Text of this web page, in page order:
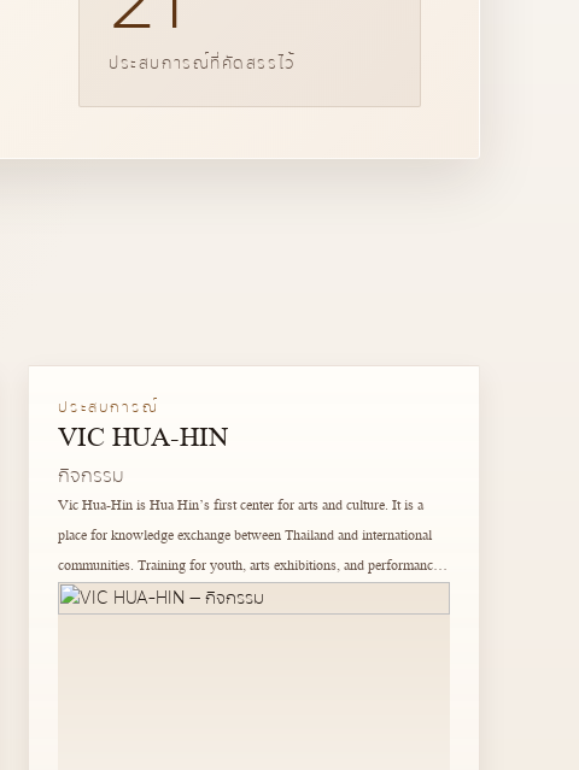
ประสบการณ์ที่คัดสรรไว้
ประสบการณ์
VIC HUA-HIN
กิจกรรม
Vic Hua-Hin is Hua Hin’s first center for arts and culture. It is a
place for knowledge exchange between Thailand and international
communities. Training for youth, arts exhibitions, and performances
are available throughout the year.